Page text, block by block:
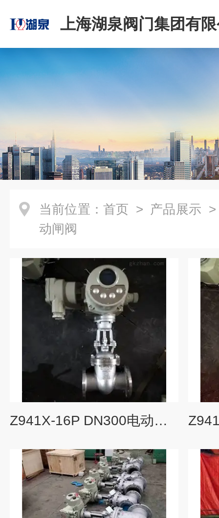
上海湖泉阀门集团有
当前位置： 首页 > 产品展示
动闸阀
Z941X-16P DN300电动硬密封闸阀